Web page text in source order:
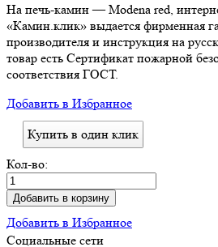
На печь-камин — Modena red,
«Камин.клик» выдается фирменная
производителя и инструкция на
товар есть Сертификат пожарной
соответствия ГОСТ.
Добавить в Избранное
Купить в один клик
Кол-во:
Добавить в корзину
Добавить в Избранное
Социальные сети